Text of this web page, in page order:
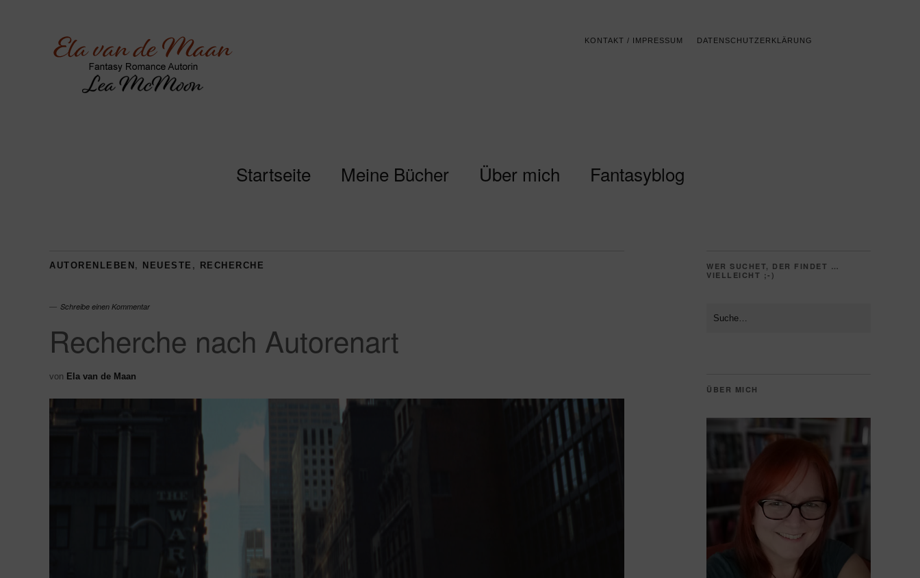
KONTAKT / IMPRESSUM DATENSCHUTZERKLÄRUNG
Startseite Meine Bücher Über mich Fantasyblog
AUTORENLEBEN , NEUESTE , RECHERCHE
Schreibe einen Kommentar
Recherche nach Autorenart
von Ela van de Maan
WER SUCHET, DER FINDET …
VIELLEICHT ;-)
ÜBER MICH